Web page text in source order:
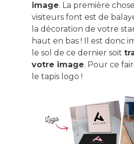
image. La première
visiteurs font est de
la décoration de votre
haut en bas ! Il est donc
le sol de ce dernier soit
votre image. Pour ce
le tapis logo !